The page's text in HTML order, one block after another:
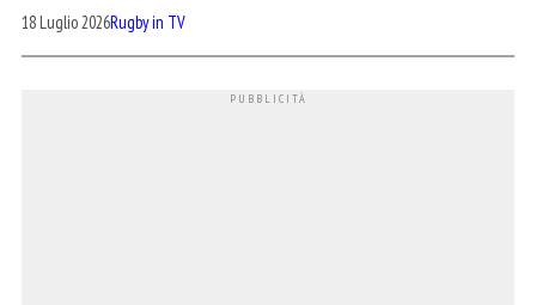
18 Luglio 2026Rugby in TV